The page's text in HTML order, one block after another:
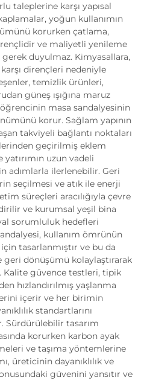
taleplerine karşı yapısal
yoğun kullanımın
korurken çatlama,
ve maliyetli yenileme
duyulmaz. Kimyasallara,
dirençleri nedeniyle
temizlik ürünleri,
güneş ışığına maruz
masa sandalyesinin
korur. Sağlam yapının
takviyeli bağlantı noktaları
geçirilmiş eklem
uzun vadeli
adımlarla ilerlenebilir. Geri
seçilmesi ve atık ile enerji
süreçleri aracılığıyla çevre
ve kurumsal yeşil bina
sorumluluk hedefleri
kullanım ömrünün
tasarlanmıştır ve bu da
geri dönüşümü kolaylaştırarak
Kalite güvence testleri, tipik
hızlandırılmış yaşlanma
içerir ve her birimin
standartlarını
Sürdürülebilir tasarım
korurken karbon ayak
ve taşıma yöntemlerine
üreticinin dayanıklılık ve
güvenini yansıtır ve